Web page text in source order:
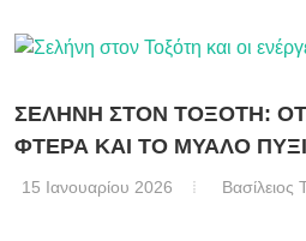
ΣΕΛΗΝΗ ΣΤΟΝ ΤΟΞΟΤΗ:
ΦΤΕΡΑ ΚΑΙ ΤΟ ΜΥΑΛΟ
15 Ιανουαρίου 2026 Βασίλειος